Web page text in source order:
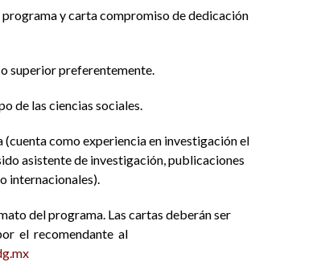
y carta compromiso de dedicación
superior preferentemente.
de las ciencias sociales.
como experiencia en investigación el
asistente de investigación, publicaciones
internacionales).
del programa. Las cartas deberán ser
el recomendante al